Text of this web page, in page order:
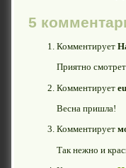
5
Комментирует
Приятно
Комментирует
Весна пришла!
Комментирует
Так нежно и